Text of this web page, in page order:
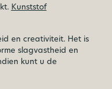
Kunststof
en creativiteit. Het is
slagvastheid en
kunt u de